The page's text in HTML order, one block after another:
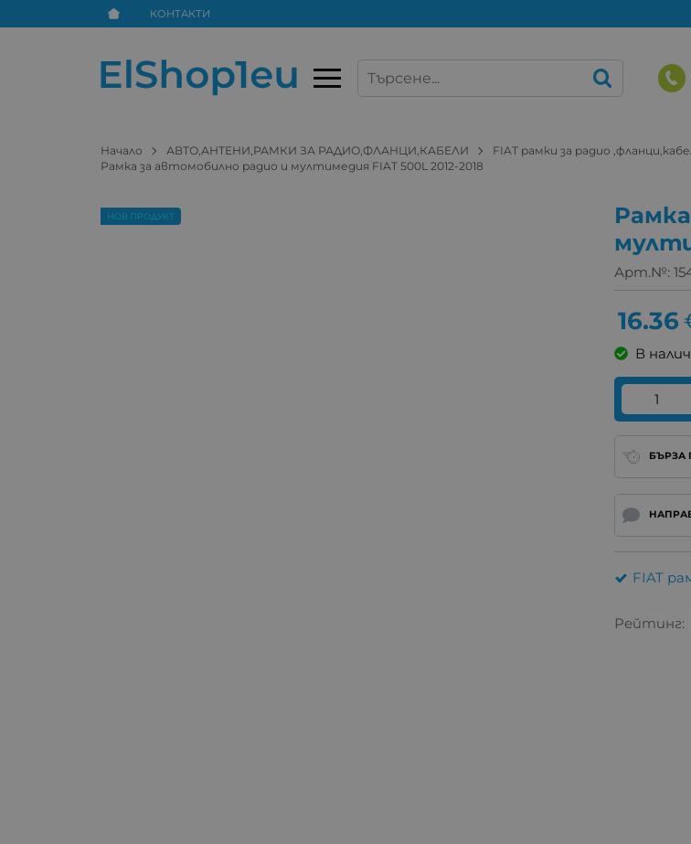
КОНТАКТИ
Начало АВТО,АНТЕНИ,РАМКИ ЗА РАДИО,ФЛАНЦИ,КАБЕЛИ
FIAT рамки за радио
Рамка за автомобилно радио и мултимедия FIAT 500L 2012-2018
Арт.№:
НОВ ПРОДУКТ
16.36
В
БЪРЗА
FIAT
Рейтинг: